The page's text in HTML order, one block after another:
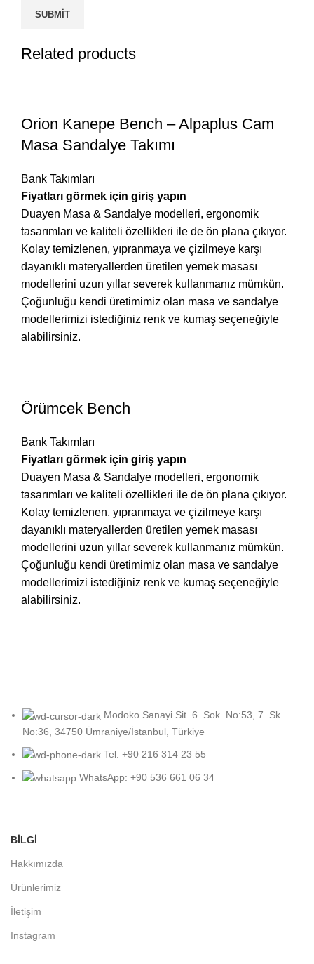
Related products
Orion Kanepe Bench – Alpaplus Cam
Masa Sandalye Takımı
Bank Takımları
Fiyatları görmek için giriş yapın
Duayen Masa & Sandalye modelleri, ergonomik
tasarımları ve kaliteli özellikleri ile de ön plana çıkıyor.
Kolay temizlenen, yıpranmaya ve çizilmeye karşı
dayanıklı materyallerden üretilen yemek masası
modellerini uzun yıllar severek kullanmanız mümkün.
Çoğunluğu kendi üretimimiz olan masa ve sandalye
modellerimizi istediğiniz renk ve kumaş seçeneğiyle
alabilirsiniz.
Örümcek Bench
Bank Takımları
Fiyatları görmek için giriş yapın
Duayen Masa & Sandalye modelleri, ergonomik
tasarımları ve kaliteli özellikleri ile de ön plana çıkıyor.
Kolay temizlenen, yıpranmaya ve çizilmeye karşı
dayanıklı materyallerden üretilen yemek masası
modellerini uzun yıllar severek kullanmanız mümkün.
Çoğunluğu kendi üretimimiz olan masa ve sandalye
modellerimizi istediğiniz renk ve kumaş seçeneğiyle
alabilirsiniz.
Modoko Sanayi Sit. 6. Sok. No:53, 7. Sk.
No:36, 34750 Ümraniye/İstanbul, Türkiye
Tel: +90 216 314 23 55
WhatsApp: +90 536 661 06 34
BİLGİ
Hakkımızda
Ürünlerimiz
İletişim
Instagram